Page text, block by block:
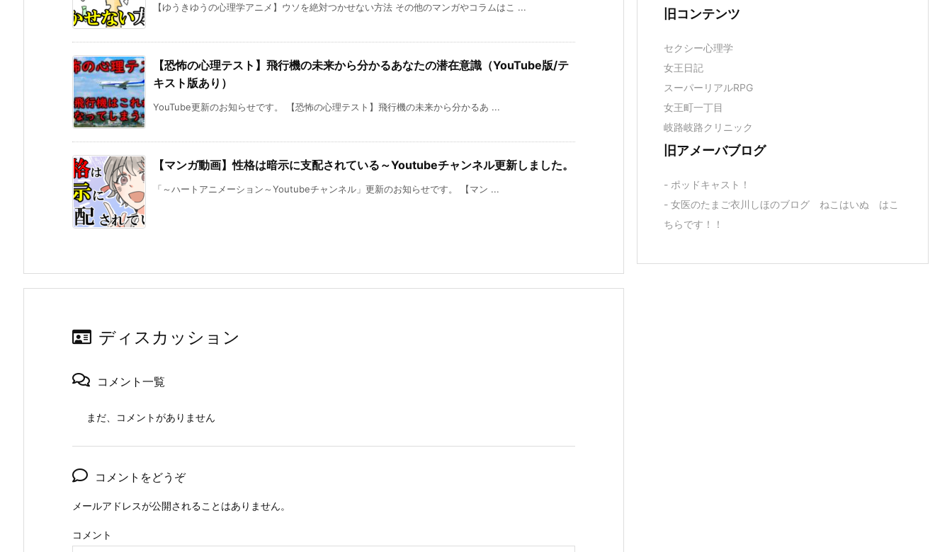
【ゆうきゆうの心理学アニメ】ウソを絶対つかせない方法 その他のマンガやコラムはこ ...
【恐怖の心理テスト】飛行機の未来から分かるあなたの潜在意識（YouTube版/テ
キスト版あり）
YouTube更新のお知らせです。 【恐怖の心理テスト】飛行機の未来から分かるあ ...
【マンガ動画】性格は暗示に支配されている～Youtubeチャンネル更新しました。
「～ハートアニメーション～Youtubeチャンネル」更新のお知らせです。 【マン ...
ディスカッション
コメント一覧
まだ、コメントがありません
コメントをどうぞ
メールアドレスが公開されることはありません。
コメント
旧コンテンツ
セクシー心理学
女王日記
スーパーリアルRPG
女王町一丁目
岐路岐路クリニック
旧アメーバブログ
- ポッドキャスト！
- 女医のたまご衣川しほのブログ ねこはいぬ はこ
ちらです！！